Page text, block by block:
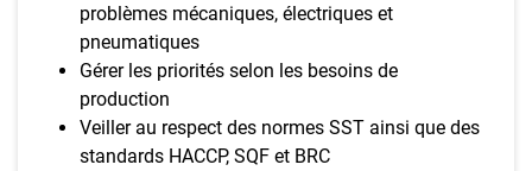
problèmes mécaniques, électriques et
pneumatiques
Gérer les priorités selon les besoins de
production
Veiller au respect des normes SST ainsi que des
standards HACCP, SQF et BRC